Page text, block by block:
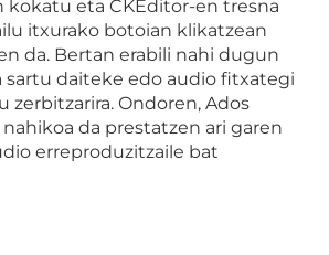
kokatu eta CKEditor-en tresna
itxurako botoian klikatzean
da. Bertan erabili nahi dugun
sartu daiteke edo audio fitxategi
zerbitzarira. Ondoren, Ados
da prestatzen ari garen
erreproduzitzaile bat